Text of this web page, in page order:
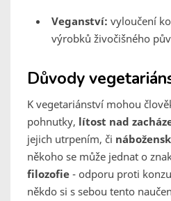
Veganství: vyloučení
výrobků živočišného
Důvody
K vegetariánství mohou
pohnutky, lítost nad
jejich utrpením, či
někoho se může jednat o
filozofie - odporu proti
někdo si s sebou tento